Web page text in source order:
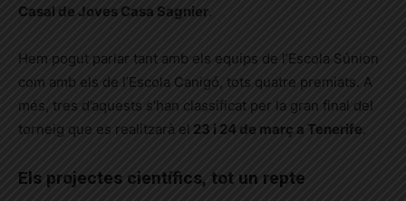
Casal de Joves Casa Sagnier.
Hem pogut parlar tant amb els equips de l’Escola Súnion
com amb els de l’Escola Canigó, tots quatre premiats. A
més, tres d’aquests s’han classificat per la gran final del
torneig que es realitzarà el 23 i 24 de març a Tenerife.
Els projectes científics, tot un repte